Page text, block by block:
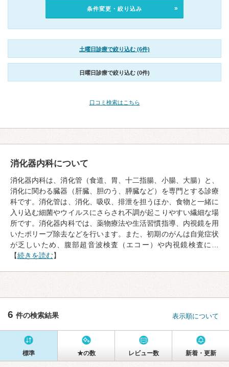
条件変更・絞り込み
土曜日診療で絞り込む (6件)
日曜日診療で絞り込む (0件)
口コミ検索はこちら
消化器内科について
消化器内科は、消化管（食道、胃、十二指腸、小腸、大腸）と、
消化に関わる臓器（肝臓、胆のう、膵臓など）を専門とする診療
科です。消化管は、消化、吸収、排泄を担うほか、食物と一緒に
入り込む細菌やウイルスにさらされ不調が起こりやすい繊細な場
所です。消化器内科では、薬物療法や生活習慣指導、内視鏡を用
いたポリープ除去などを行います。また、初期のがんは自覚症状
が乏しいため、腹部超音波検査（エコー）や内視鏡検査に…
【続きを読む】
6 件の検索結果 表示順について
標準 ★の数 レビュー数 新着・更新